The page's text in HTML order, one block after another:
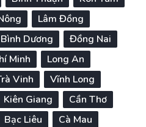
Lâm Đồng
Bình Dương
Đồng Nai
Minh
Long An
Vinh
Vĩnh Long
Kiên Giang
Cần Thơ
Bạc Liêu Cà Mau